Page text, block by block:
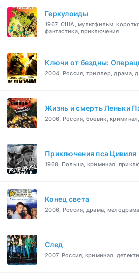
Геркулоиды
1967, США, мультфильм,
фантастика, приключения
Ключи от бездны:
2004, Россия, триллер, драма,
Жизнь и смерть Леньки
2006, Россия, боевик,
Приключения пса Цивиля
1968, Польша, криминал,
Конец света
2006, Россия, драма,
След
2007, Россия, криминал,